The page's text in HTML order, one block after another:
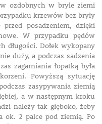
ozdobnych w bryle ziemi
krzewów bez bryły
posadzeniem, dzięki
W przypadku pędów
długości. Dołek wykopany
duży, a podczas sadzenia
zagarniania łopatką była
Powyższą sytuację
zasypywania ziemią
a w następnym kroku
należy tak głęboko, żeby
ok. 2 palce pod ziemią. Po